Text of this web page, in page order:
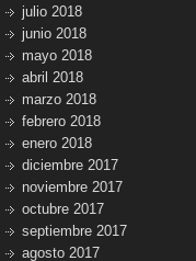
julio 2018
junio 2018
mayo 2018
abril 2018
marzo 2018
febrero 2018
enero 2018
diciembre 2017
noviembre 2017
octubre 2017
septiembre 2017
agosto 2017